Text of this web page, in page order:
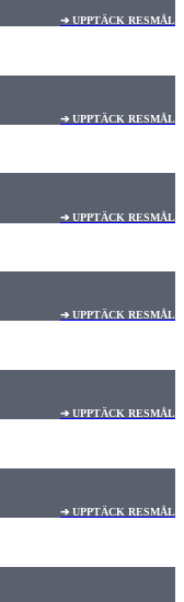
➔ UPPTÄCK RESMÅL
➔ UPPTÄCK RESMÅL
➔ UPPTÄCK RESMÅL
➔ UPPTÄCK RESMÅL
➔ UPPTÄCK RESMÅL
➔ UPPTÄCK RESMÅL